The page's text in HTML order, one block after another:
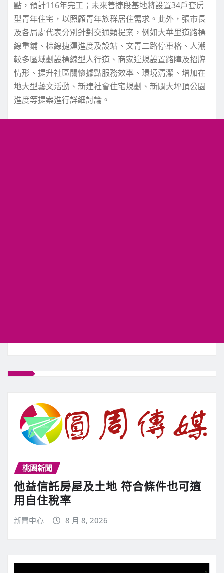
點，預計116年完工；未來善捷段基地將設置34戶套房
型青年住宅，以照顧青年族群居住需求。此外，張市長
及各局處代表分別針對交通類提案，例如大華里道路標
線重鋪、棕線捷運進度及設站、文青二路停車格、人潮
較多區域劃設標線型人行道、商家違規設置路障及招牌
情形、提升社區關懷據點服務效率、環境清潔、增加在
地大型藝文活動、新建社會住宅規劃、新闢大坪頂公園
進度等提案進行詳細討論。
桃園新聞
他益信託房屋及土地 符合條件也可適
用自住稅率
新聞中心 8 月 8, 2026